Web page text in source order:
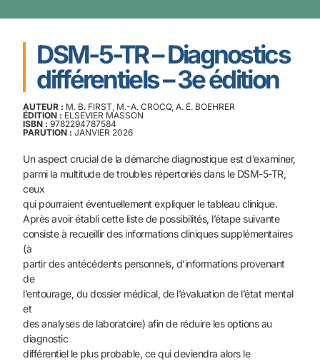
DSM-5-TR – Diagnostics
différentiels – 3e édition
AUTEUR : M. B. FIRST, M.-A. CROCQ, A. É. BOEHRER
ÉDITION : ELSEVIER MASSON
ISBN : 9782294787584
PARUTION :JANVIER 2026
Un aspect crucial de la démarche diagnostique est d’examiner,
parmi la multitude de troubles répertoriés dans le DSM-5-TR,
ceux
qui pourraient éventuellement expliquer le tableau clinique.
Après avoir établi cette liste de possibilités, l’étape suivante
consiste à recueillir des informations cliniques supplémentaires
(à
partir des antécédents personnels, d’informations provenant
de
l’entourage, du dossier médical, de l’évaluation de l’état mental
et
des analyses de laboratoire) afin de réduire les options au
diagnostic
différentiel le plus probable, ce qui deviendra alors le